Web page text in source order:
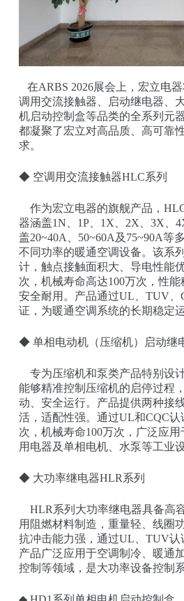
在ARBS 2026展会上，宏立电
调用交流接触器、启动继电器、
机启动控制盒等品类的全系列元
都凝聚了宏立对高品质、高可靠
求。
◆ 空调用交流接触器HLC系列
作为宏立电器的旗舰产品，
器涵盖1N、1P、1X、2X、3X、
盖20~40A、50~60A及75~90A等
不同功率的暖通空调设备。该系
计，触点接触面积大、导电性能
次，机械寿命高达100万次，性能
安全耐用。产品通过UL、TUV、
证，为暖通空调系统的长期稳定
◆ 单相电动机（压缩机）启动继
专为压缩机和泵类产品特别设
能够精准控制压缩机的启停过程
动、安全运行。产品提供两种接
活，适配性强。通过UL和CQC认
次，机械寿命100万次，广泛应
用电器及单相电机、水泵等工业设
◆ 大功率继电器HLR系列
HLR系列大功率继电器具备高
用阻燃材料制造，重量轻、线圈
抗冲击能力强，通过UL、TUV认
产品广泛应用于空调制冷、暖通
控制等领域，是大功率设备控制